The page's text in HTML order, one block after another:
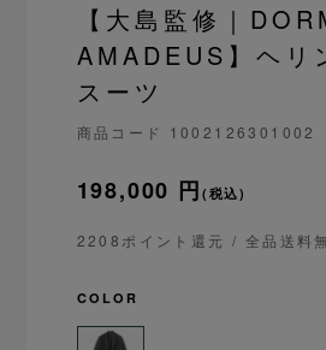
【大島監修｜
AMADEUS】ヘリ
スーツ
商品コード 1002126301002
198,000 円 (税込)
2208ポイント還元 / 全品送料
COLOR